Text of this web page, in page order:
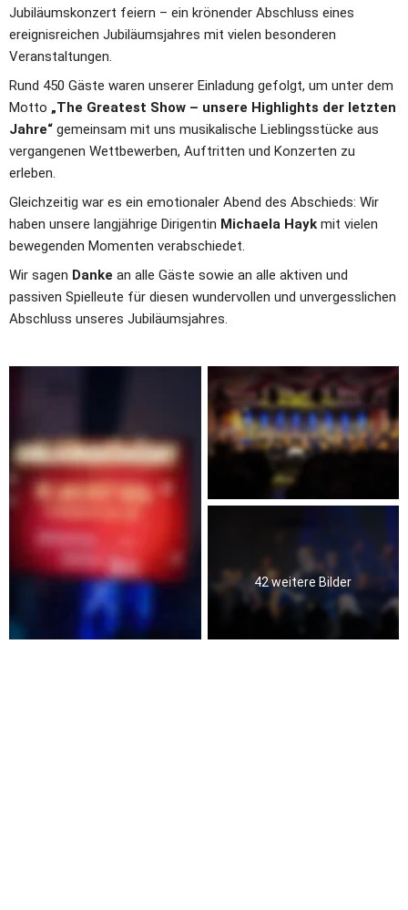
Jubiläumskonzert feiern – ein krönender Abschluss eines
ereignisreichen Jubiläumsjahres mit vielen besonderen
Veranstaltungen.
Rund 450 Gäste waren unserer Einladung gefolgt, um unter dem
Motto „The Greatest Show – unsere Highlights der letzten
Jahre“ gemeinsam mit uns musikalische Lieblingsstücke aus
vergangenen Wettbewerben, Auftritten und Konzerten zu
erleben.
Gleichzeitig war es ein emotionaler Abend des Abschieds: Wir
haben unsere langjährige Dirigentin Michaela Hayk mit vielen
bewegenden Momenten verabschiedet.
Wir sagen Danke an alle Gäste sowie an alle aktiven und
passiven Spielleute für diesen wundervollen und unvergesslichen
Abschluss unseres Jubiläumsjahres.
42 weitere Bilder